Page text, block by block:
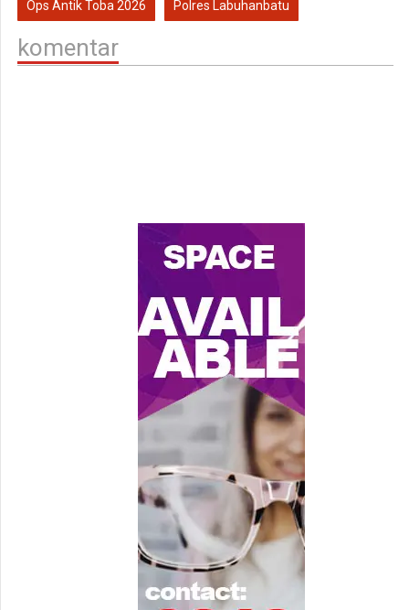
Ops Antik Toba 2026 Polres Labuhanbatu
komentar